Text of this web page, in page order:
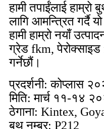
हामी तपाईंलाई हाम्रो
लागि आमन्त्रित गर्दै
हामी हाम्रो नयाँ
ग्रेड fkm,
गर्नेछौं।
प्रदर्शनी: कोप्लास
मिति: मार्च ११-१४
ठेगाना: Kintex,
बुथ नम्बर: P212